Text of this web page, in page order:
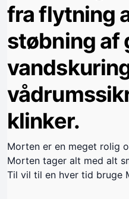
fra flytning
støbning af
klinker.
Morten er en meget rolig
Morten tager alt med alt
Til vil til en hver tid bruge